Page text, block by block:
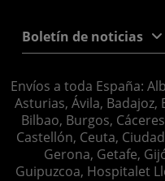
Boletín de noticias
Envíos a toda España:
Asturias, Ávila, Badajoz,
Bilbao, Burgos,
Castellón, Ceuta,
Gerona, Getafe,
Guipuzcoa, Hospitalet